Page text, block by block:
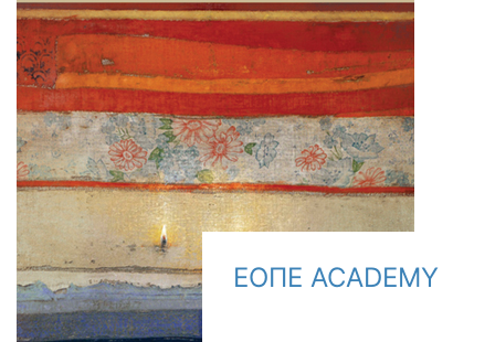
ΕΟΠΕ ACADEMY